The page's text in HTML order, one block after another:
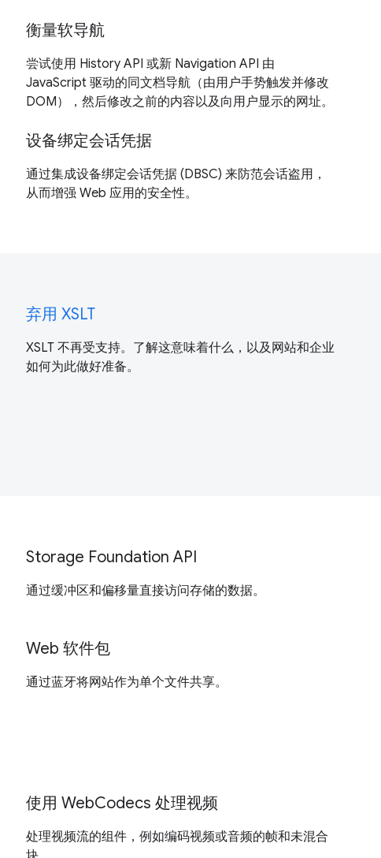
衡量软导航
尝试使用 History API 或新 Navigation API 由
JavaScript 驱动的同文档导航（由用户手势触发并修改
DOM），然后修改之前的内容以及向用户显示的网址。
设备绑定会话凭据
通过集成设备绑定会话凭据 (DBSC) 来防范会话盗用，
从而增强 Web 应用的安全性。
弃用 XSLT
XSLT 不再受支持。了解这意味着什么，以及网站和企业
如何为此做好准备。
Storage Foundation API
通过缓冲区和偏移量直接访问存储的数据。
Web 软件包
通过蓝牙将网站作为单个文件共享。
使用 WebCodecs 处理视频
处理视频流的组件，例如编码视频或音频的帧和未混合